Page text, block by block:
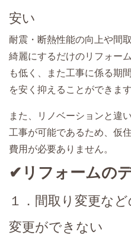
安い
耐震・断熱性能の向上や間
綺麗にするだけのリフォー
も低く、また工事に係る期
を安く抑えることができます
また、リノベーションと違
工事が可能であるため、仮
費用が必要ありません。
✔リフォームの
１．間取り変更な
変更ができない